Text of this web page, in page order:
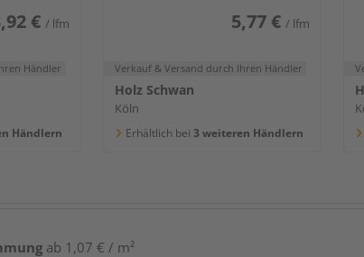
€ / lfm
Händler
Händlern
5,77 € / lfm
Verkauf & Versand durch Ihren Händler
Holz Schwan
Köln
Erhältlich bei 3 weiteren Händlern
ab 1,07 € / m²